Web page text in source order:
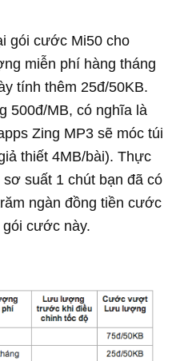
gói cước Mi50 cho
miễn phí hàng tháng
tính thêm 25đ/50KB.
500đ/MB, có nghĩa là
Zing MP3 sẽ móc túi
thiết 4MB/bài). Thực
suất 1 chút bạn đã có
ngàn đồng tiền cước
cước này.